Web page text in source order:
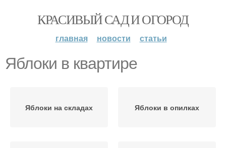
КРАСИВЫЙ САД И ОГОРОД
главная новости статьи
Яблоки в квартире
Яблоки на складах Яблоки в опилках